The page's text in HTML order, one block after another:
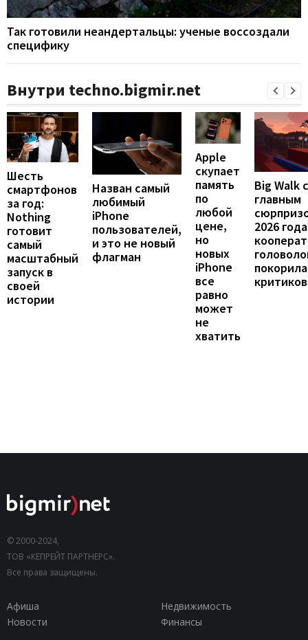
Так готовили неандертальцы: ученые воссоздали
специфику
Внутри techno.bigmir.net
Шесть
смартфонов
за год:
Nothing
готовит
самый
масштабный
запуск в
своей
истории
Назван самый
любимый
iPhone
пользователей,
и это не новый
флагман
Apple
скупает
память
по
любой
цене,
но
новых
iPhone
все
равно
может
не
хватить
Big Walk
главным
2026
покорила
критиков
© 2000-2024,
ТОВ «КЕПРЕЙТ ПАРТНЕРС».
Все права защищены.
Афиша
Недвижимость
Новости
Финансы